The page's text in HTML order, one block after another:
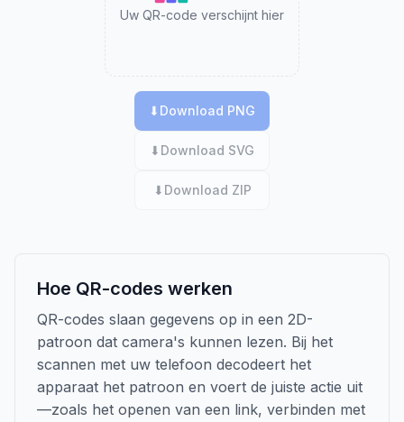
Uw QR-code verschijnt hier
⬇ Download PNG
⬇ Download SVG
⬇ Download ZIP
Hoe QR-codes werken
QR-codes slaan gegevens op in een 2D-
patroon dat camera's kunnen lezen. Bij het
scannen met uw telefoon decodeert het
apparaat het patroon en voert de juiste actie uit
—zoals het openen van een link, verbinden met